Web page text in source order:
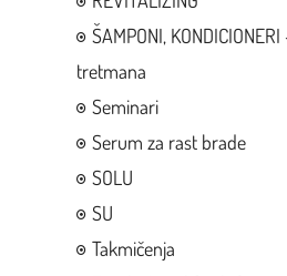
ŠAMPONI,
tretmana
Seminari
Serum za rast brade
SOLU
SU
Takmičenja